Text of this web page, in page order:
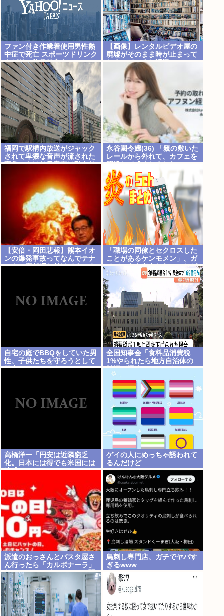
ファン付き作業着使用男性熱
中症で死亡 スポーツドリンク
やゼリー飲料持参も
【画像】レンタルビデオ屋の
廃墟がそのまま時が止まって
しまっていると話題に
福岡で駅構内放送がジャック
されて卑猥な音声が流された
事件、やはり元音声は動あり
の動画だった
永谷園令嬢(36) 「親の敷いた
レールから外れて、カフェを
【安倍・岡田悲報】熊本イオ
ンの爆発事故ってなんでテナ
ントに責任押し付けてるの？
「職場の同僚とセクロスした
ことがあるケンモメン」、ガ
チで一人も存在しないことが
判明
自宅の庭でBBQをしていた男
性、子供たちを守ろうとして
殺害されてしまう
全国知事会「食料品消費税
1%やられたら地方自治体の
財源が逼迫してしまう 」…こ
の流れ地方税増税するしかな
いよ、もう
高橋洋一「円安は近隣窮乏
化。日本には得でも米国には
迷惑だった」
ゲイの人にめっちゃ誘われて
るんだけど
派遣のおっさんとパスタ屋さ
ん行ったら「カルボナーラ」
頼んでてドン引き…なんで弱
者男性っていつも同じのしか
食べないの？
鳥刺し専門店、ガチでヤバす
ぎるwww